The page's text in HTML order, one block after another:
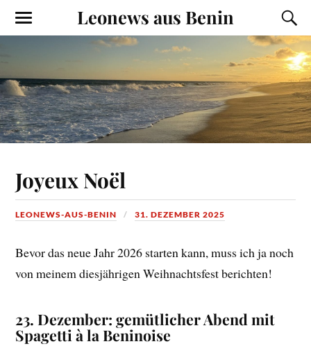
Leonews aus Benin
Joyeux Noël
LEONEWS-AUS-BENIN 31. DEZEMBER 2025
Bevor das neue Jahr 2026 starten kann, muss ich ja noch
von meinem diesjährigen Weihnachtsfest berichten!
23. Dezember: gemütlicher Abend mit
Spagetti à la Beninoise